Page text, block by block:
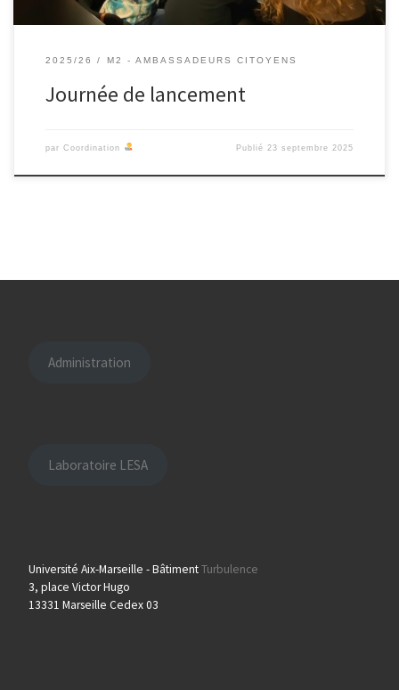
2025/26 M2 - AMBASSADEURS CITOYENS
Journée de lancement
par Coordination Publié 23 septembre 2025
Administration
Laboratoire LESA
Université Aix-Marseille - BâtimentTurbulence
3, place Victor Hugo
13331 Marseille Cedex 03